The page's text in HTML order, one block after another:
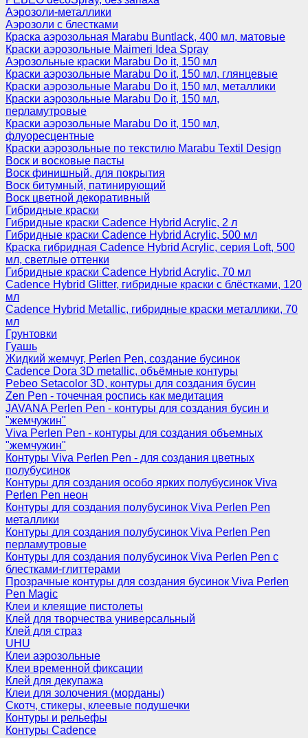
Аэрозоли-металлики
Аэрозоли с блестками
Краска аэрозольная Marabu Buntlack, 400 мл, матовые
Краски аэрозольные Maimeri Idea Spray
Аэрозольные краски Marabu Do it, 150 мл
Краски аэрозольные Marabu Do it, 150 мл, глянцевые
Краски аэрозольные Marabu Do it, 150 мл, металлики
Краски аэрозольные Marabu Do it, 150 мл,
перламутровые
Краски аэрозольные Marabu Do it, 150 мл,
флуоресцентные
Краски аэрозольные по текстилю Marabu Textil Design
Воск и восковые пасты
Воск финишный, для покрытия
Воск битумный, патинирующий
Воск цветной декоративный
Гибридные краски
Гибридные краски Cadence Hybrid Acrylic, 2 л
Гибридные краски Cadence Hybrid Acrylic, 500 мл
Краска гибридная Cadence Hybrid Acrylic, серия Loft, 500
мл, светлые оттенки
Гибридные краски Cadence Hybrid Acrylic, 70 мл
Cadence Hybrid Glitter, гибридные краски с блёстками, 120
мл
Cadence Hybrid Metallic, гибридные краски металлики, 70
мл
Грунтовки
Гуашь
Жидкий жемчуг, Perlen Pen, создание бусинок
Cadence Dora 3D metallic, объёмные контуры
Pebeo Setacolor 3D, контуры для создания бусин
Zen Pen - точечная роспись как медитация
JAVANA Perlen Pen - контуры для создания бусин и
"жемчужин"
Viva Perlen Pen - контуры для создания объемных
"жемчужин"
Контуры Viva Perlen Pen - для создания цветных
полубусинок
Контуры для создания особо ярких полубусинок Viva
Perlen Pen неон
Контуры для создания полубусинок Viva Perlen Pen
металлики
Контуры для создания полубусинок Viva Perlen Pen
перламутровые
Контуры для создания полубусинок Viva Perlen Pen с
блестками-глиттерами
Прозрачные контуры для создания бусинок Viva Perlen
Pen Magic
Клеи и клеящие пистолеты
Клей для творчества универсальный
Клей для страз
UHU
Клеи аэрозольные
Клеи временной фиксации
Клей для декупажа
Клеи для золочения (морданы)
Скотч, стикеры, клеевые подушечки
Контуры и рельефы
Контуры Cadence